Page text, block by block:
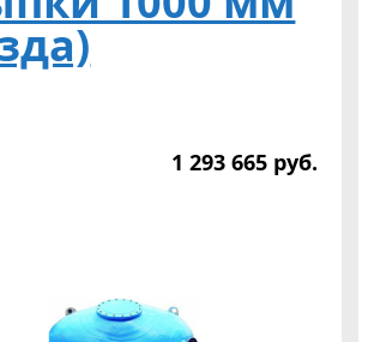
1 293 665 руб.